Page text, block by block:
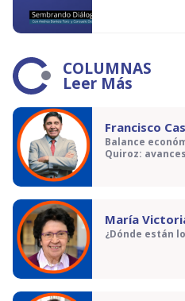
COLUMNAS
Leer Más
Francisco
Balance
Quiroz:
María
¿Dónde están